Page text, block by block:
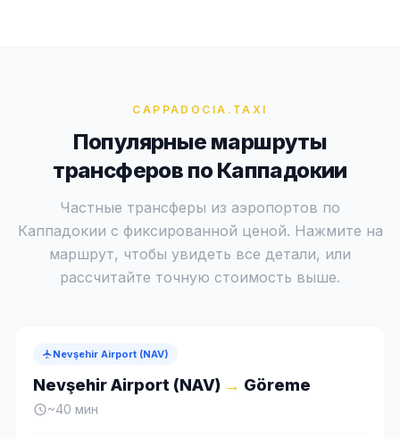
CAPPADOCIA .TAXI
Популярные маршруты
трансферов по Каппадокии
Частные трансферы из аэропортов по
Каппадокии с фиксированной ценой. Нажмите на
маршрут, чтобы увидеть все детали, или
рассчитайте точную стоимость выше.
Nevşehir Airport (NAV)
Nevşehir Airport (NAV) → Göreme
~40 мин